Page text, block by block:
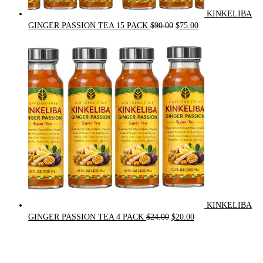
KINKELIBA
GINGER PASSION TEA 15 PACK $90.00 Original
was:
$90.00.
$75.00Current
is:
$75.00.
KINKELIBA
GINGER PASSION TEA 4 PACK $24.00 Original
$20.00Current